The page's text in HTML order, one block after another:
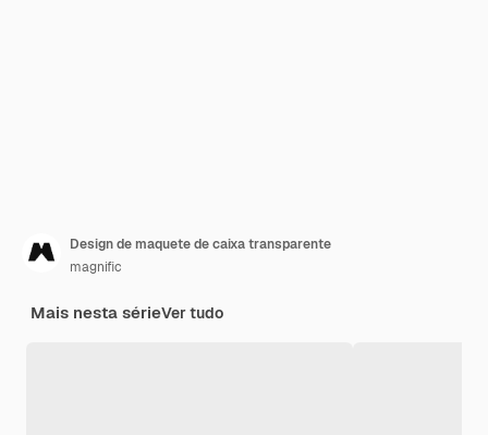
Design de maquete de caixa transparente
magnific
Mais nesta sérieVer tudo